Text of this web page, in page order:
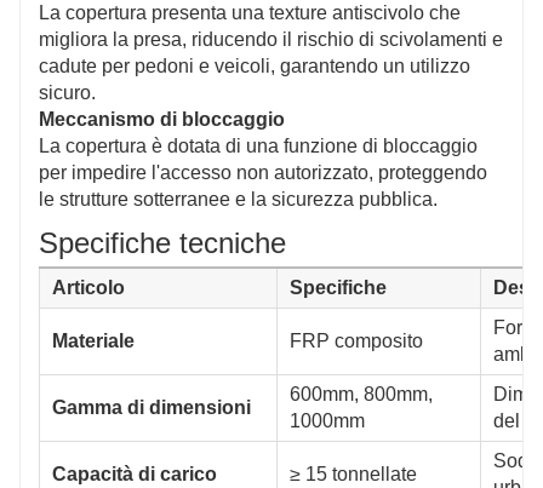
La copertura presenta una texture antiscivolo che
migliora la presa, riducendo il rischio di scivolamenti e
cadute per pedoni e veicoli, garantendo un utilizzo
sicuro.
Meccanismo di bloccaggio
La copertura è dotata di una funzione di bloccaggio
per impedire l'accesso non autorizzato, proteggendo
le strutture sotterranee e la sicurezza pubblica.
Specifiche tecniche
Articolo Specifiche
Materiale FRP composito
Gamma di dimensioni
600mm, 800mm,
1000mm
del
Capacità di carico ≥ 15 tonnellate